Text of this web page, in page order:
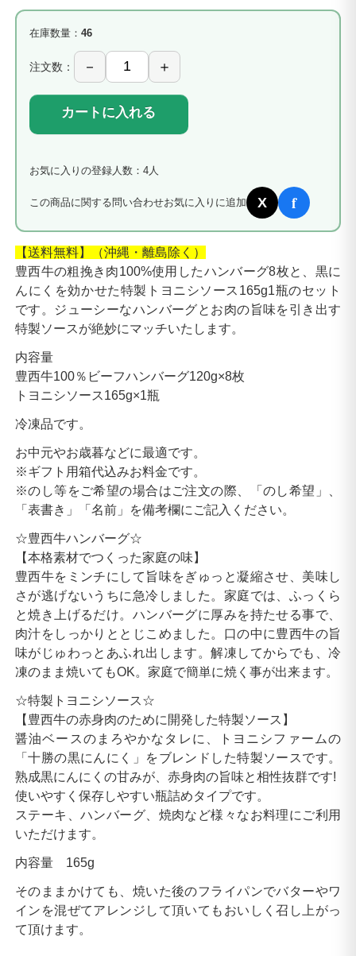
在庫数量： 46
注文数：
カートに入れる
お気に入りの登録人数：4人
この商品に関する問い合わせお気に入りに追加 X f
【送料無料】（沖縄・離島除く）
豊西牛の粗挽き肉100%使用したハンバーグ8枚と、黒に
んにくを効かせた特製トヨニシソース165g1瓶のセット
です。ジューシーなハンバーグとお肉の旨味を引き出す
特製ソースが絶妙にマッチいたします。
内容量
豊西牛100％ビーフハンバーグ120g×8枚
トヨニシソース165g×1瓶
冷凍品です。
お中元やお歳暮などに最適です。
※ギフト用箱代込みお料金です。
※のし等をご希望の場合はご注文の際、「のし希望」、
「表書き」「名前」を備考欄にご記入ください。
☆豊西牛ハンバーグ☆
【本格素材でつくった家庭の味】
豊西牛をミンチにして旨味をぎゅっと凝縮させ、美味し
さが逃げないうちに急冷しました。家庭では、ふっくら
と焼き上げるだけ。ハンバーグに厚みを持たせる事で、
肉汁をしっかりととじこめました。口の中に豊西牛の旨
味がじゅわっとあふれ出します。解凍してからでも、冷
凍のまま焼いてもOK。家庭で簡単に焼く事が出来ます。
☆特製トヨニシソース☆
【豊西牛の赤身肉のために開発した特製ソース】
醤油ベースのまろやかなタレに、トヨニシファームの
「十勝の黒にんにく」をブレンドした特製ソースです。
熟成黒にんにくの甘みが、赤身肉の旨味と相性抜群です!
使いやすく保存しやすい瓶詰めタイプです。
ステーキ、ハンバーグ、焼肉など様々なお料理にご利用
いただけます。
内容量 165g
そのままかけても、焼いた後のフライパンでバターやワ
インを混ぜてアレンジして頂いてもおいしく召し上がっ
て頂けます。